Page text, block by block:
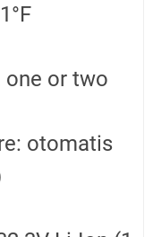
one or two
otomatis